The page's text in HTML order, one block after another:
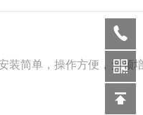
装简单，操作方便，无须